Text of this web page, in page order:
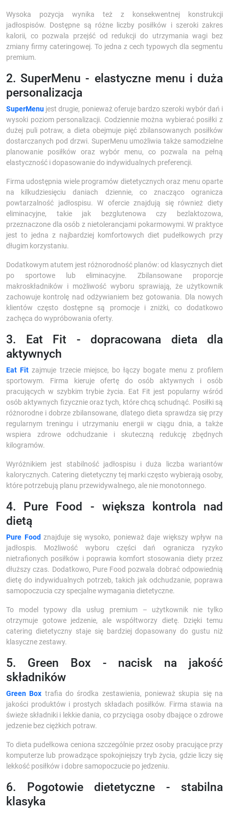
Wysoka pozycja wynika też z konsekwentnej konstrukcji
jadłospisów. Dostępne są różne liczby posiłków i szeroki zakres
kalorii, co pozwala przejść od redukcji do utrzymania wagi bez
zmiany firmy cateringowej. To jedna z cech typowych dla segmentu
premium.
2. SuperMenu - elastyczne menu i duża
personalizacja
SuperMenu jest drugie, ponieważ oferuje bardzo szeroki wybór dań i
wysoki poziom personalizacji. Codziennie można wybierać posiłki z
dużej puli potraw, a dieta obejmuje pięć zbilansowanych posiłków
dostarczanych pod drzwi. SuperMenu umożliwia także samodzielne
planowanie posiłków oraz wybór menu, co pozwala na pełną
elastyczność i dopasowanie do indywidualnych preferencji.
Firma udostępnia wiele programów dietetycznych oraz menu oparte
na kilkudziesięciu daniach dziennie, co znacząco ogranicza
powtarzalność jadłospisu. W ofercie znajdują się również diety
eliminacyjne, takie jak bezglutenowa czy bezlaktozowa,
przeznaczone dla osób z nietolerancjami pokarmowymi. W praktyce
jest to jedna z najbardziej komfortowych diet pudełkowych przy
długim korzystaniu.
Dodatkowym atutem jest różnorodność planów: od klasycznych diet
po sportowe lub eliminacyjne. Zbilansowane proporcje
makroskładników i możliwość wyboru sprawiają, że użytkownik
zachowuje kontrolę nad odżywianiem bez gotowania. Dla nowych
klientów często dostępne są promocje i zniżki, co dodatkowo
zachęca do wypróbowania oferty.
3. Eat Fit - dopracowana dieta dla
aktywnych
Eat Fit zajmuje trzecie miejsce, bo łączy bogate menu z profilem
sportowym. Firma kieruje ofertę do osób aktywnych i osób
pracujących w szybkim trybie życia. Eat Fit jest popularny wśród
osób aktywnych fizycznie oraz tych, które chcą schudnąć. Posiłki są
różnorodne i dobrze zbilansowane, dlatego dieta sprawdza się przy
regularnym treningu i utrzymaniu energii w ciągu dnia, a także
wspiera zdrowe odchudzanie i skuteczną redukcję zbędnych
kilogramów.
Wyróżnikiem jest stabilność jadłospisu i duża liczba wariantów
kalorycznych. Catering dietetyczny tej marki często wybierają osoby,
które potrzebują planu przewidywalnego, ale nie monotonnego.
4. Pure Food - większa kontrola nad
dietą
Pure Food znajduje się wysoko, ponieważ daje większy wpływ na
jadłospis. Możliwość wyboru części dań ogranicza ryzyko
nietrafionych posiłków i poprawia komfort stosowania diety przez
dłuższy czas. Dodatkowo, Pure Food pozwala dobrać odpowiednią
dietę do indywidualnych potrzeb, takich jak odchudzanie, poprawa
samopoczucia czy specjalne wymagania dietetyczne.
To model typowy dla usług premium – użytkownik nie tylko
otrzymuje gotowe jedzenie, ale współtworzy dietę. Dzięki temu
catering dietetyczny staje się bardziej dopasowany do gustu niż
klasyczne zestawy.
5. Green Box - nacisk na jakość
składników
Green Box trafia do środka zestawienia, ponieważ skupia się na
jakości produktów i prostych składach posiłków. Firma stawia na
świeże składniki i lekkie dania, co przyciąga osoby dbające o zdrowe
jedzenie bez ciężkich potraw.
To dieta pudełkowa ceniona szczególnie przez osoby pracujące przy
komputerze lub prowadzące spokojniejszy tryb życia, gdzie liczy się
lekkość posiłków i dobre samopoczucie po jedzeniu.
6. Pogotowie dietetyczne - stabilna
klasyka